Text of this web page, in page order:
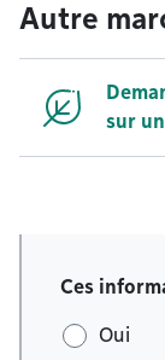
Autre
sur
Ces
Oui